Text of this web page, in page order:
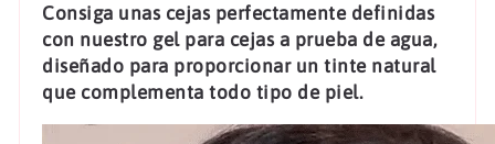
Consiga unas cejas perfectamente definidas
con nuestro gel para cejas a prueba de agua,
diseñado para proporcionar un tinte natural
que complementa todo tipo de piel.